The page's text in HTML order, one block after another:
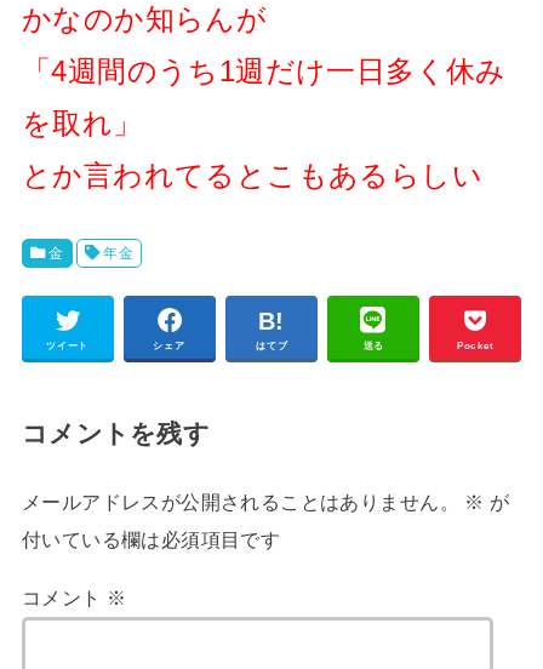
かなのか知らんが
「4週間のうち1週だけ一日多く休み
を取れ」
とか言われてるとこもあるらしい
金 年金
ツイート シェア はてブ 送る Pocket
コメントを残す
メールアドレスが公開されることはありません。 ※ が
付いている欄は必須項目です
コメント ※